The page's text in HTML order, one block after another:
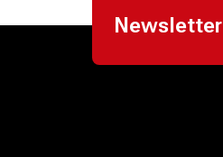
Newsletter